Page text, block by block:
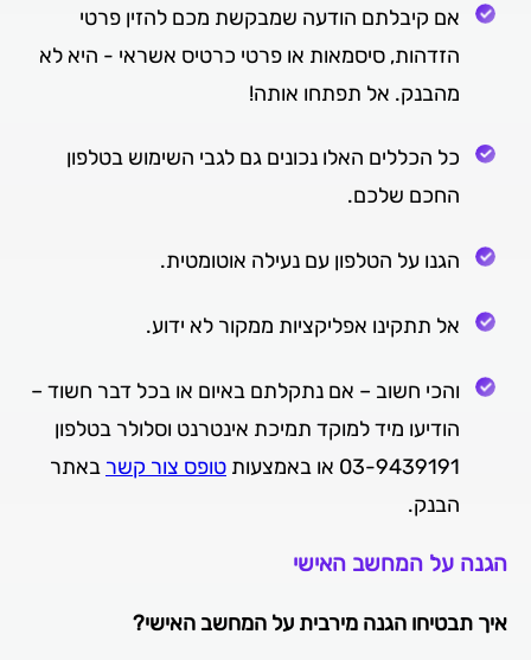
אם קיבלתם הודעה שמבקשת מכם להזין פרטי
הזדהות, סיסמאות או פרטי כרטיס אשראי - היא לא
מהבנק. אל תפתחו אותה!
כל הכללים האלו נכונים גם לגבי השימוש בטלפון
החכם שלכם.
הגנו על הטלפון עם נעילה אוטומטית.
אל תתקינו אפליקציות ממקור לא ידוע.
והכי חשוב – אם נתקלתם באיום או בכל דבר חשוד –
הודיעו מיד למוקד תמיכת אינטרנט וסלולר בטלפון
03-9439191 או באמצעות
טופס צור קשר באתר
הבנק.
הגנה על המחשב האישי
איך תבטיחו הגנה מירבית על המחשב האישי?